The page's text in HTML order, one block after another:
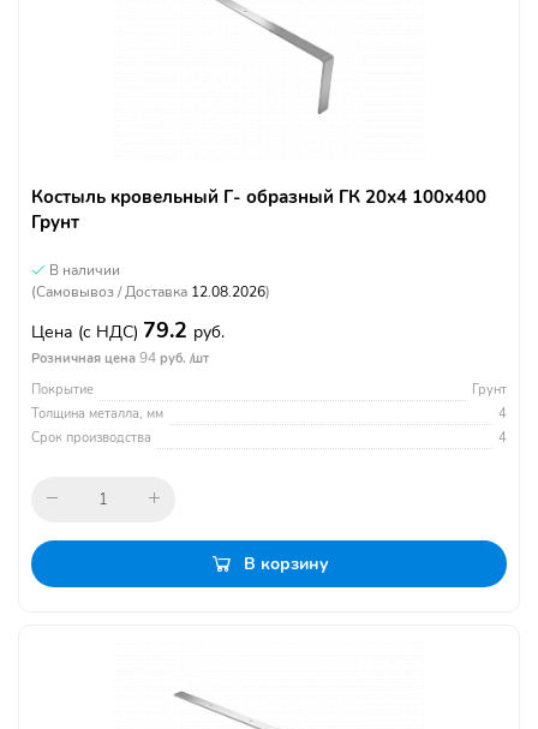
Костыль кровельный Г- образный ГК 20х4 100х400
Грунт
В наличии
(Самовывоз / Доставка 12.08.2026)
Цена (с НДС) 79.2 руб.
Розничная цена 94 руб. /шт
Покрытие
Грунт
Толщина металла, мм
4
Срок производства
4
В корзину